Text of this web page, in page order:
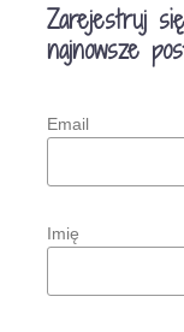
Zarejestruj
najnowsze
Email
Imię